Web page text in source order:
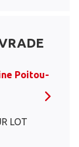
Poitou-
LOT